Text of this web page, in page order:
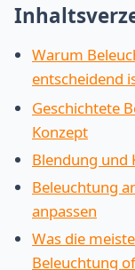
Warum
entscheidend
Geschichtete
Konzept
Blendung
Beleuchtung
anpassen
Was die
Beleuchtung